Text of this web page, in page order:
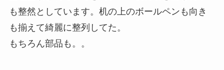
も整然としています。机の上のボールペンも向き
も揃えて綺麗に整列してた。
もちろん部品も。。